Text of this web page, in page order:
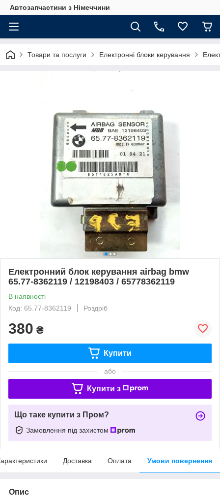
Автозапчастини з Німеччини
Товари та послуги Електронні блоки керування
Електронний блок керування airbag bmw
65.77-8362119 / 12198403 / 65778362119
В наявності
Код: 65.77-8362119
Роздріб
380 ₴
Купити
або
Купити з
Що таке купити з Пром?
Замовлення під захистом
Доставка Оплата Умови повернення
Опис